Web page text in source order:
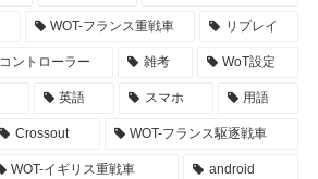
WOT-フランス重戦車 リプレイ
コントローラー 雑考 WoT設定
英語 スマホ 用語
Crossout WOT-フランス駆逐戦車
WOT-イギリス重戦車 android